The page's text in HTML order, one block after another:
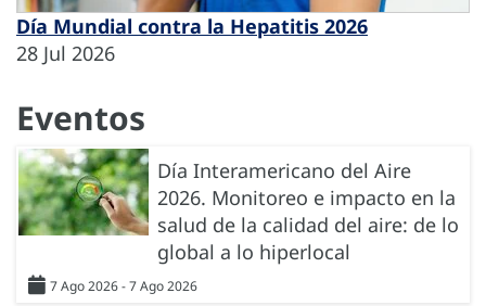
Día Mundial contra la Hepatitis 2026
28 Jul 2026
Eventos
Día Interamericano del Aire
2026. Monitoreo e impacto en la
salud de la calidad del aire: de lo
global a lo hiperlocal
7 Ago 2026 - 7 Ago 2026